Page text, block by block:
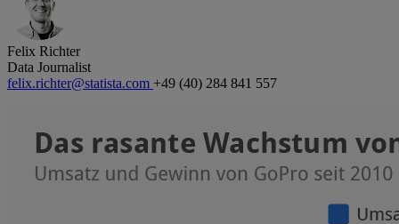
Felix Richter
Data Journalist
felix.richter@statista.com +49 (40) 284 841 557